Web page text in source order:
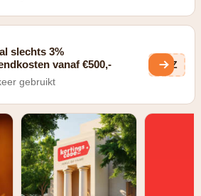
slechts 3%
vanaf €500,-
gebruikt
p5Z